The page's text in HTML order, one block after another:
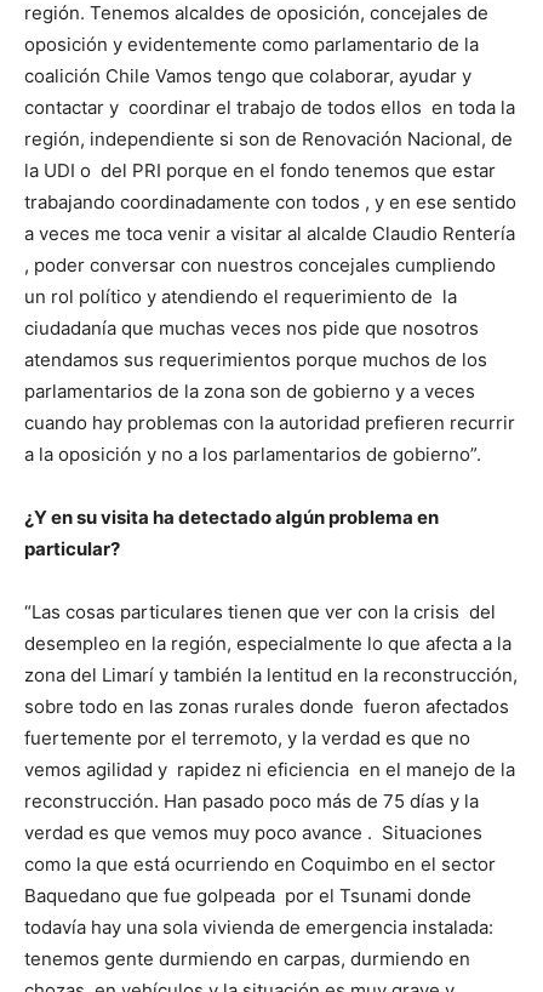
región. Tenemos alcaldes de oposición, concejales de
oposición y evidentemente como parlamentario de la
coalición Chile Vamos tengo que colaborar, ayudar y
contactar y coordinar el trabajo de todos ellos en toda la
región, independiente si son de Renovación Nacional, de
la UDI o del PRI porque en el fondo tenemos que estar
trabajando coordinadamente con todos , y en ese sentido
a veces me toca venir a visitar al alcalde Claudio Rentería
, poder conversar con nuestros concejales cumpliendo
un rol político y atendiendo el requerimiento de la
ciudadanía que muchas veces nos pide que nosotros
atendamos sus requerimientos porque muchos de los
parlamentarios de la zona son de gobierno y a veces
cuando hay problemas con la autoridad prefieren recurrir
a la oposición y no a los parlamentarios de gobierno”.
¿Y en su visita ha detectado algún problema en
particular?
“Las cosas particulares tienen que ver con la crisis del
desempleo en la región, especialmente lo que afecta a la
zona del Limarí y también la lentitud en la reconstrucción,
sobre todo en las zonas rurales donde fueron afectados
fuertemente por el terremoto, y la verdad es que no
vemos agilidad y rapidez ni eficiencia en el manejo de la
reconstrucción. Han pasado poco más de 75 días y la
verdad es que vemos muy poco avance . Situaciones
como la que está ocurriendo en Coquimbo en el sector
Baquedano que fue golpeada por el Tsunami donde
todavía hay una sola vivienda de emergencia instalada:
tenemos gente durmiendo en carpas, durmiendo en